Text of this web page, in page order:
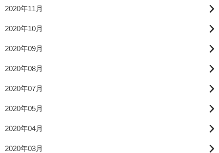
2020年11月
2020年10月
2020年09月
2020年08月
2020年07月
2020年05月
2020年04月
2020年03月